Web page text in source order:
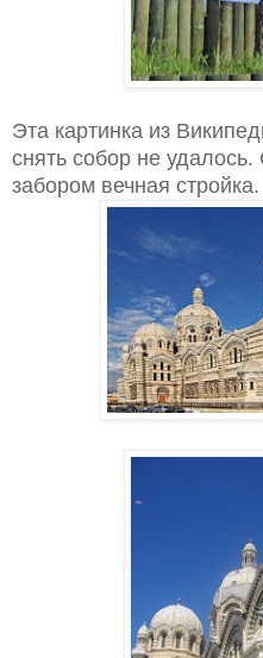
Эта картинка из
снять собор не
забором вечная стройка.